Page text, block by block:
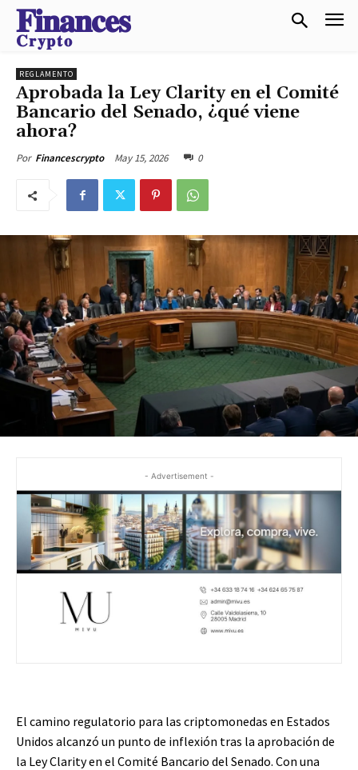
𝐅𝐢𝐧𝐚𝐧𝐜𝐞𝐬
𝐂𝐫𝐲𝐩𝐭𝐨
REGLAMENTO
Aprobada la Ley Clarity en el Comité
Bancario del Senado, ¿qué viene
ahora?
Por Financescrypto May 15, 2026 0
- Advertisement -
El camino regulatorio para las criptomonedas en Estados
Unidos alcanzó un punto de inflexión tras la aprobación de
la Ley Clarity en el Comité Bancario del Senado. Con una